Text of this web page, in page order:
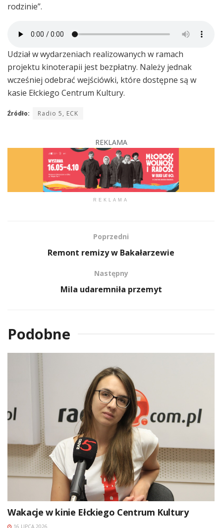
rodzinie”.
Udział w wydarzeniach realizowanych w ramach
projektu kinoterapii jest bezpłatny. Należy jednak
wcześniej odebrać wejściówki, które dostępne są w
kasie Ełckiego Centrum Kultury.
Źródło: Radio 5, ECK
REKLAMA
REKLAMA
Poprzedni
Remont remizy w Bakałarzewie
Następny
Mila udaremniła przemyt
Podobne
Wakacje w kinie Ełckiego Centrum Kultury
16 LIPCA 2026